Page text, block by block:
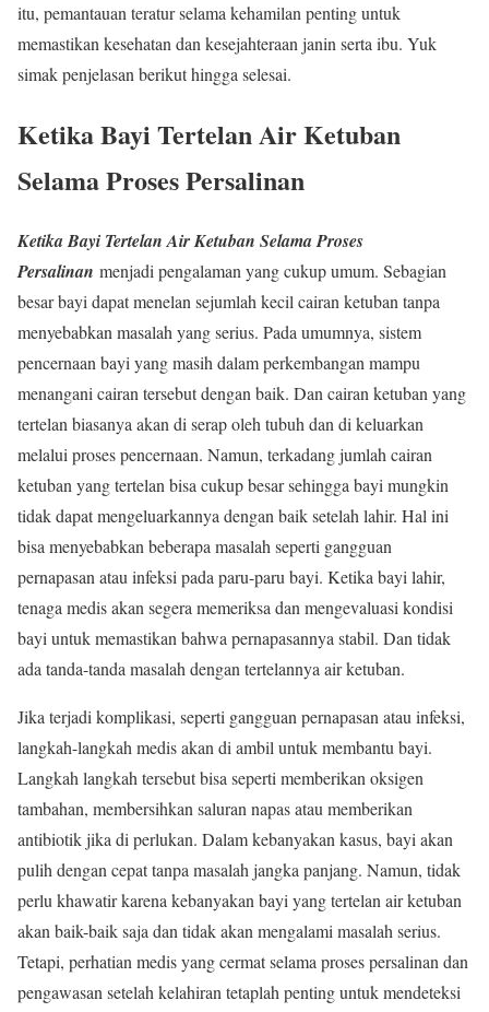
itu, pemantauan teratur selama kehamilan penting untuk
memastikan kesehatan dan kesejahteraan janin serta ibu. Yuk
simak penjelasan berikut hingga selesai.
Ketika Bayi Tertelan Air Ketuban
Selama Proses Persalinan
Ketika Bayi Tertelan Air Ketuban Selama Proses
Persalinan menjadi pengalaman yang cukup umum. Sebagian
besar bayi dapat menelan sejumlah kecil cairan ketuban tanpa
menyebabkan masalah yang serius. Pada umumnya, sistem
pencernaan bayi yang masih dalam perkembangan mampu
menangani cairan tersebut dengan baik. Dan cairan ketuban yang
tertelan biasanya akan di serap oleh tubuh dan di keluarkan
melalui proses pencernaan. Namun, terkadang jumlah cairan
ketuban yang tertelan bisa cukup besar sehingga bayi mungkin
tidak dapat mengeluarkannya dengan baik setelah lahir. Hal ini
bisa menyebabkan beberapa masalah seperti gangguan
pernapasan atau infeksi pada paru-paru bayi. Ketika bayi lahir,
tenaga medis akan segera memeriksa dan mengevaluasi kondisi
bayi untuk memastikan bahwa pernapasannya stabil. Dan tidak
ada tanda-tanda masalah dengan tertelannya air ketuban.
Jika terjadi komplikasi, seperti gangguan pernapasan atau infeksi,
langkah-langkah medis akan di ambil untuk membantu bayi.
Langkah langkah tersebut bisa seperti memberikan oksigen
tambahan, membersihkan saluran napas atau memberikan
antibiotik jika di perlukan. Dalam kebanyakan kasus, bayi akan
pulih dengan cepat tanpa masalah jangka panjang. Namun, tidak
perlu khawatir karena kebanyakan bayi yang tertelan air ketuban
akan baik-baik saja dan tidak akan mengalami masalah serius.
Tetapi, perhatian medis yang cermat selama proses persalinan dan
pengawasan setelah kelahiran tetaplah penting untuk mendeteksi